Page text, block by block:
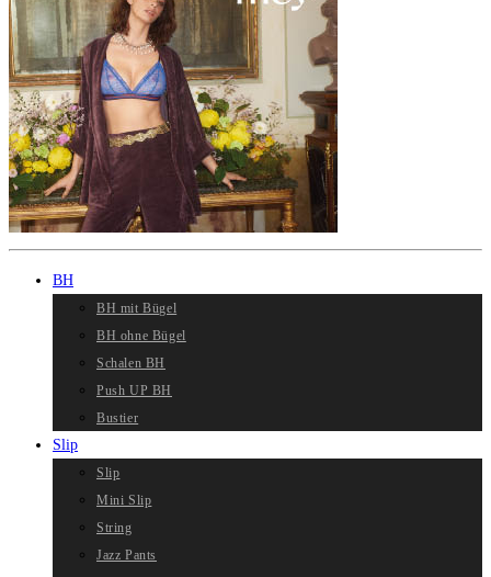
BH
BH mit Bügel
BH ohne Bügel
Schalen BH
Push UP BH
Bustier
Slip
Slip
Mini Slip
String
Jazz Pants